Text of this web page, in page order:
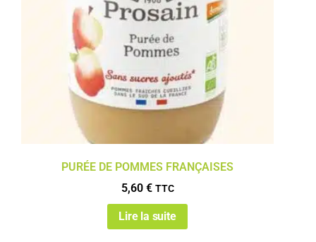
PURÉE DE POMMES FRANÇAISES
5,60 € TTC
Lire la suite